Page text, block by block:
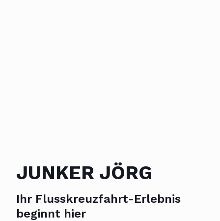
JUNKER JÖRG
Ihr Flusskreuzfahrt-Erlebnis
beginnt hier